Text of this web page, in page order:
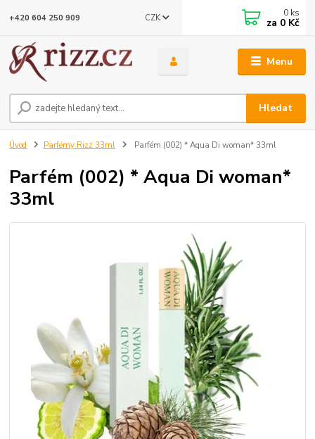
Menu
CZK
Hledat
+420 604 250 909 0 ks
za 0 Kč
Úvod Parfémy Rizz 33ml Parfém (002) * Aqua Di woman* 33ml
Parfém (002) * Aqua Di woman*
33ml